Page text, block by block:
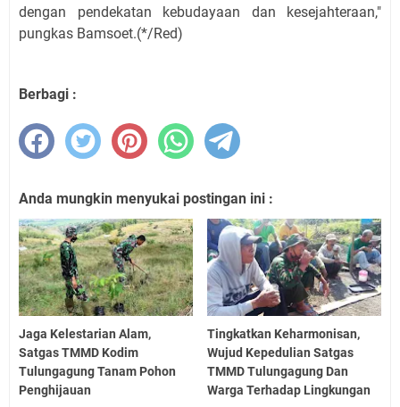
dengan pendekatan kebudayaan dan kesejahteraan,"
pungkas Bamsoet.(*/Red)
Berbagi :
Anda mungkin menyukai postingan ini :
Jaga Kelestarian Alam,
Satgas TMMD Kodim
Tulungagung Tanam Pohon
Penghijauan
Tingkatkan Keharmonisan,
Wujud Kepedulian Satgas
TMMD Tulungagung Dan
Warga Terhadap Lingkungan